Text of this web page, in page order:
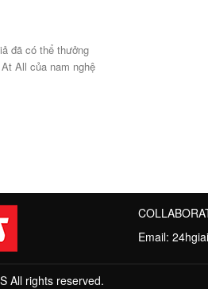
đã có thể thưởng
All của nam nghệ
Email:
All rights reserved.